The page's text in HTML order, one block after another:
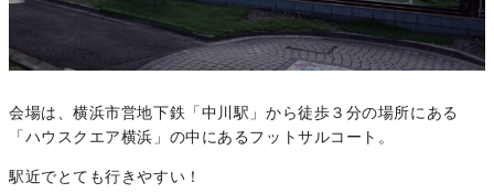
会場は、横浜市営地下鉄「中川駅」から徒歩３分の場所にある
「ハウスクエア横浜」の中にあるフットサルコート。
駅近でとても行きやすい！